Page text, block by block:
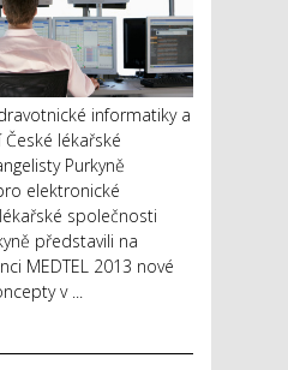
informatiky a
lékařské
Purkyně
elektronické
společnosti
představili na
MEDTEL 2013 nové
v ...